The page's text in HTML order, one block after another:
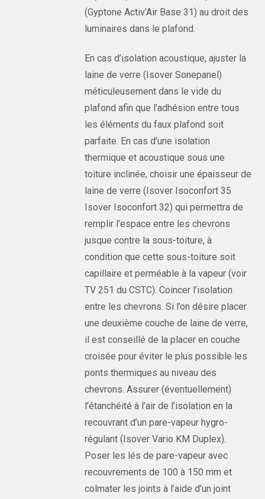
(Gyptone Activ’Air Base 31) au droit des
luminaires dans le plafond.
En cas d’isolation acoustique, ajuster la
laine de verre (Isover Sonepanel)
méticuleusement dans le vide du
plafond afin que l’adhésion entre tous
les éléments du faux plafond soit
parfaite. En cas d’une isolation
thermique et acoustique sous une
toiture inclinée, choisir une épaisseur de
laine de verre (Isover Isoconfort 35
Isover Isoconfort 32) qui permettra de
remplir l’espace entre les chevrons
jusque contre la sous-toiture, à
condition que cette sous-toiture soit
capillaire et perméable à la vapeur (voir
TV 251 du CSTC). Coincer l’isolation
entre les chevrons. Si l’on désire placer
une deuxième couche de laine de verre,
il est conseillé de la placer en couche
croisée pour éviter le plus possible les
ponts thermiques au niveau des
chevrons. Assurer (éventuellement)
l’étanchéité à l’air de l’isolation en la
recouvrant d’un pare-vapeur hygro-
régulant (Isover Vario KM Duplex).
Poser les lés de pare-vapeur avec
recouvrements de 100 à 150 mm et
colmater les joints à l’aide d’un joint